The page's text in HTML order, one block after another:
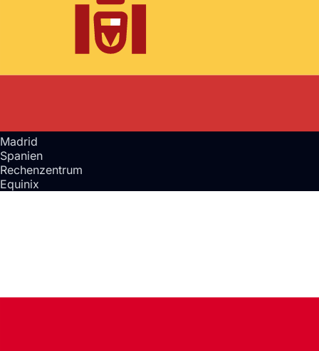
Madrid
Spanien
Rechenzentrum
Equinix